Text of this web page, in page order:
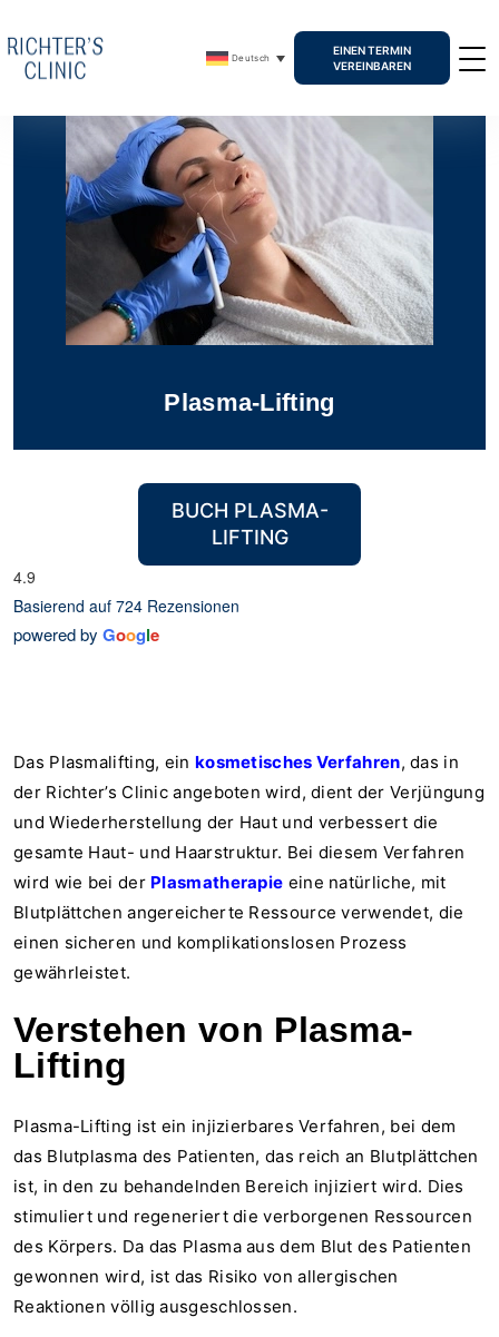
Deutsch
EINEN TERMIN
VEREINBAREN
Plasma-Lifting
BUCH PLASMA-
LIFTING
4.9
Basierend auf 724 Rezensionen
powered by Google
Das Plasmalifting, ein kosmetisches Verfahren, das in
der Richter’s Clinic angeboten wird, dient der Verjüngung
und Wiederherstellung der Haut und verbessert die
gesamte Haut- und Haarstruktur. Bei diesem Verfahren
wird wie bei der Plasmatherapie eine natürliche, mit
Blutplättchen angereicherte Ressource verwendet, die
einen sicheren und komplikationslosen Prozess
gewährleistet.
Verstehen von Plasma-
Lifting
Plasma-Lifting ist ein injizierbares Verfahren, bei dem
das Blutplasma des Patienten, das reich an Blutplättchen
ist, in den zu behandelnden Bereich injiziert wird. Dies
stimuliert und regeneriert die verborgenen Ressourcen
des Körpers. Da das Plasma aus dem Blut des Patienten
gewonnen wird, ist das Risiko von allergischen
Reaktionen völlig ausgeschlossen.